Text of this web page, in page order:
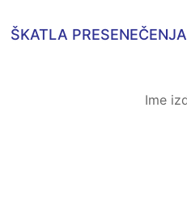
ŠKATLA PRESENEČENJA